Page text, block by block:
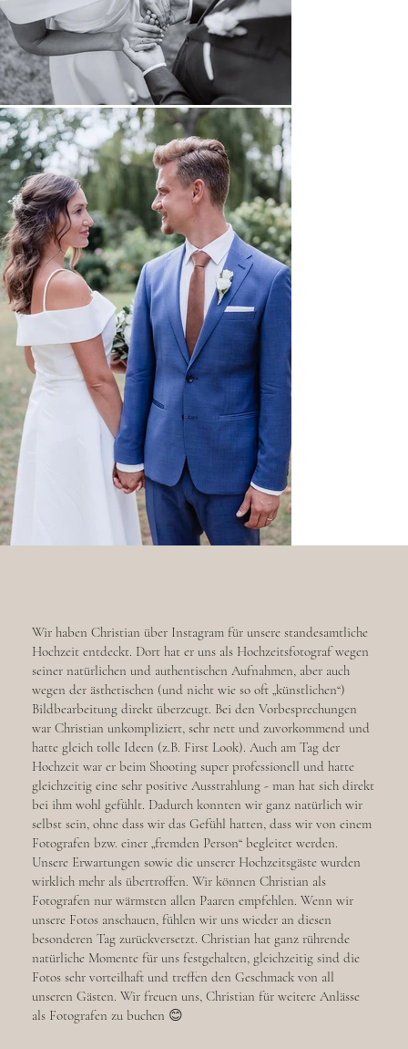
Wir haben Christian über Instagram für unsere standesamtliche
Hochzeit entdeckt. Dort hat er uns als Hochzeitsfotograf wegen
seiner natürlichen und authentischen Aufnahmen, aber auch
wegen der ästhetischen (und nicht wie so oft „künstlichen“)
Bildbearbeitung direkt überzeugt. Bei den Vorbesprechungen
war Christian unkompliziert, sehr nett und zuvorkommend und
hatte gleich tolle Ideen (z.B. First Look). Auch am Tag der
Hochzeit war er beim Shooting super professionell und hatte
gleichzeitig eine sehr positive Ausstrahlung - man hat sich direkt
bei ihm wohl gefühlt. Dadurch konnten wir ganz natürlich wir
selbst sein, ohne dass wir das Gefühl hatten, dass wir von einem
Fotografen bzw. einer „fremden Person“ begleitet werden.
Unsere Erwartungen sowie die unserer Hochzeitsgäste wurden
wirklich mehr als übertroffen. Wir können Christian als
Fotografen nur wärmsten allen Paaren empfehlen. Wenn wir
unsere Fotos anschauen, fühlen wir uns wieder an diesen
besonderen Tag zurückversetzt. Christian hat ganz rührende
natürliche Momente für uns festgehalten, gleichzeitig sind die
Fotos sehr vorteilhaft und treffen den Geschmack von all
unseren Gästen. Wir freuen uns, Christian für weitere Anlässe
als Fotografen zu buchen 😊